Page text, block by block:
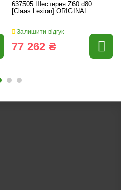
637505 Шестерня Z60 d80
[Claas Lexion] ORIGINAL
Залишити відгук
77 262 ₴